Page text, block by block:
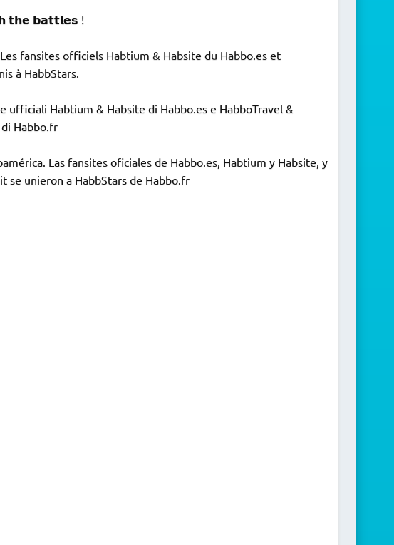
𝘁𝗵𝗲 𝗯𝗮𝘁𝘁𝗹𝗲𝘀 !
fansites officiels Habtium & Habsite du Habbo.es et
à HabbStars.
ufficiali Habtium & Habsite di Habbo.es e HabboTravel &
Habbo.fr
Las fansites oficiales de Habbo.es, Habtium y Habsite, y
se unieron a HabbStars de Habbo.fr